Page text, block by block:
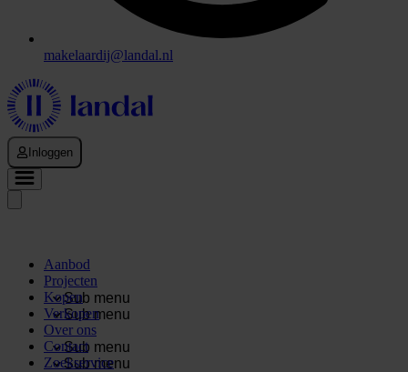
makelaardij@landal.nl
Inloggen
Aanbod
Projecten
Sub menu
Kopen
Sub menu
Verkopen
Over ons
Sub menu
Contact
Sub menu
Zoekservice